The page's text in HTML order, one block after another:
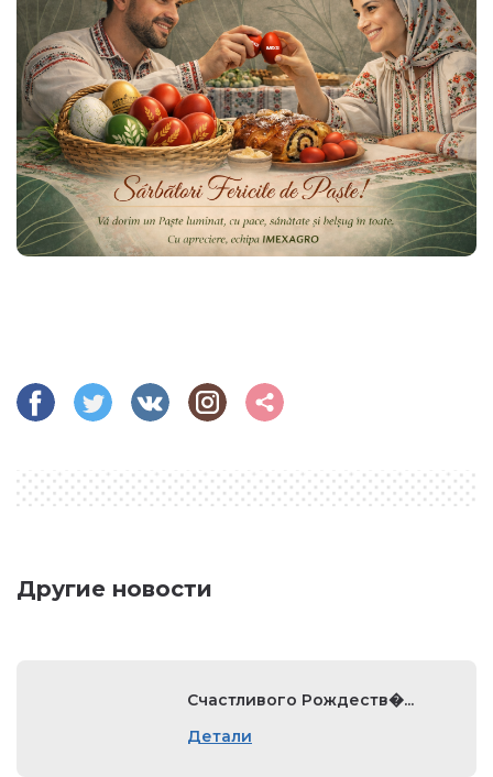
Другие новости
Счастливого Рождеств�...
Детали